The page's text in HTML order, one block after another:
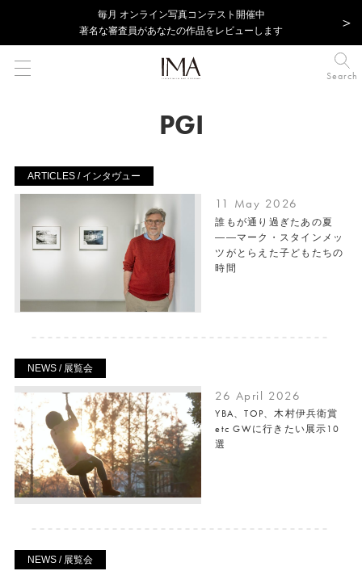
毎⽉ オンライン写真コンテスト開催中
著名な審査員があなたの作品をレビューします
Search
PGI
ARTICLES / インタヴュー
11 May 2026
誰もが通り過ぎたあの夏
――マーク・スタインメッ
ツがとらえた子どもたちの
時間
NEWS / 展覧会
26 April 2026
YBA、TOP、木村伊兵衛賞
etc GWに行きたい展示10
選
NEWS / 展覧会